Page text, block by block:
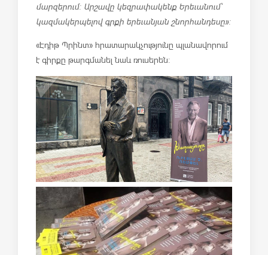
մարզերում։ Արշավը կեզրափակենք Երեւանում՝
կազմակերպելով գրքի երեւանյան շնորհանդեսը»:
«Էդիթ Պրինտ» հրատարակչությունը պլանավորում
է գիրքը թարգմանել նաև ռուսերեն: